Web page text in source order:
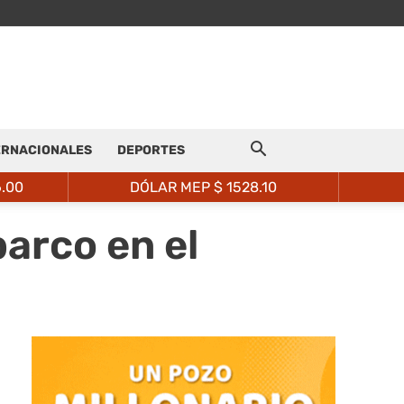
DEPORTES
DÓLAR MEP $ 1528.10
en el